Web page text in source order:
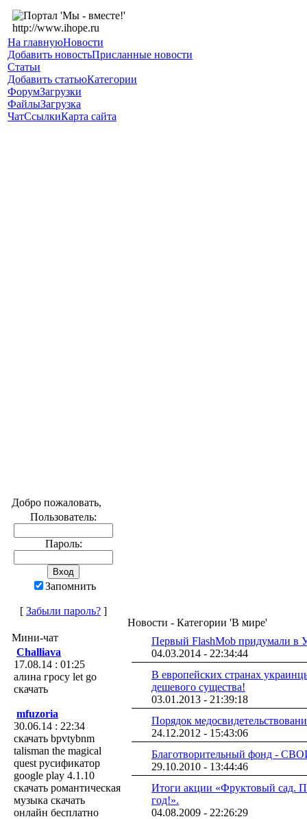
На главнуюНовости
Добавить новостьПрисланные новости
Статьи
Добавить статьюКатегории
ФорумЗагрузки
ФайлыЗагрузка
ЧатСсылкиКарта сайта
Добро пожаловать,
Пользователь:
Пароль:
Запомнить
[ Забыли пароль? ]
Мини-чат
Challiava
17.08.14 : 01:25
алина гросу let go
скачать
mfuzoria
30.06.14 : 22:34
скачать bpvtybnm
talisman the magical
quest русификатор
google play 4.1.10
скачать романтическая
музыка скачать
онлайн бесплатно
Новости - Категории 'В мире'
Первый FlashMob придумали в
04.03.2014 - 22:34:44
В европейских странах
дешевого существа!
03.01.2013 - 21:39:18
Порядок
24.12.2012 - 15:43:06
Благотворительный фонд -
29.10.2010 - 13:44:46
Итоги акции «Фруктовый сад.
год!».
04.08.2009 - 22:26:29